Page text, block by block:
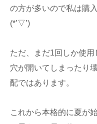
の方が多いので私は購
(*’▽’)
ただ、まだ1回しか使
穴が開いてしまったり
配ではあります。
これから本格的に夏が